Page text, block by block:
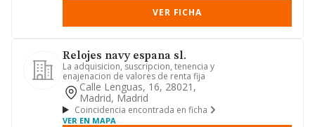
VER FICHA
Relojes navy espana sl.
La adquisicion, suscripcion, tenencia y
enajenacion de valores de renta fija
Calle Lenguas, 16, 28021,
Madrid, Madrid
Coincidencia encontrada en ficha
VER EN MAPA